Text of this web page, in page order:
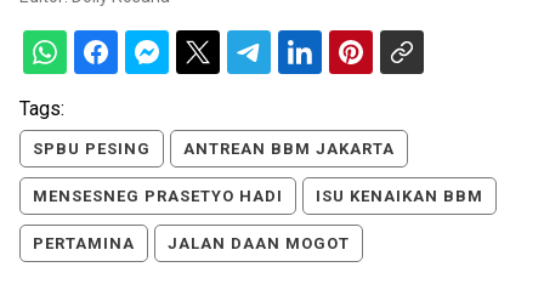
Tags:
SPBU PESING ANTREAN BBM JAKARTA
MENSESNEG PRASETYO HADI ISU KENAIKAN BBM
PERTAMINA JALAN DAAN MOGOT